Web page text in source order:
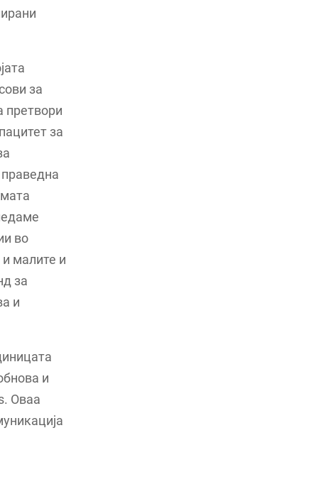
за
претвори
за
во
малите и
за
и
и
Оваа